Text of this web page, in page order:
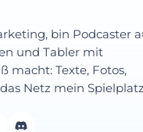
bin Podcaster
und Tabler mit
macht: Texte, Fotos,
Netz mein